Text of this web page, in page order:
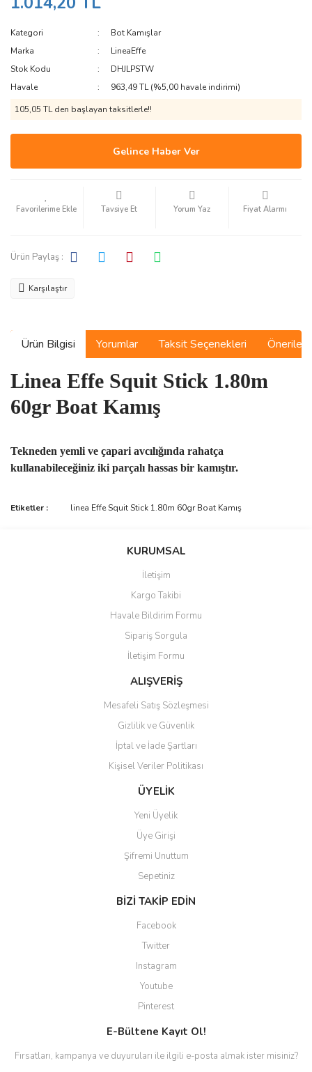
Kategori
Bot Kamışlar
Marka
LineaEffe
Stok Kodu
DHJLPSTW
Havale
963,49 TL (%5,00 havale indirimi)
105,05 TL den başlayan taksitlerle!!
Gelince Haber Ver
Tavsiye Et Yorum Yaz Fiyat Alarmı
Ürün Paylaş :
Karşılaştır
Ürün Bilgisi Yorumlar Taksit Seçenekleri
Linea Effe Squit Stick 1.80m
60gr Boat Kamış
Tekneden yemli ve çapari avcılığında rahatça
kullanabileceğiniz iki parçalı hassas bir kamıştır.
Yorum Yaz
Bu ürünün fiyat bilgisi, resim, ürün açıklamalarında ve diğer
Görüş ve önerileriniz için teşekkür ederiz.
Ürün resmi kalitesiz, bozuk veya görüntülenemiyor.
Ürün açıklamasında eksik bilgiler bulunuyor.
Ürün bilgilerinde hatalar bulunuyor.
Ürün fiyatı diğer sitelerden daha pahalı.
Bu ürüne benzer farklı alternatifler olmalı.
Gönder
Etiketler : linea Effe Squit Stick 1.80m 60gr Boat Kamış
KURUMSAL
İletişim
Kargo Takibi
Havale Bildirim Formu
Sipariş Sorgula
İletişim Formu
ALIŞVERİŞ
Mesafeli Satış Sözleşmesi
Gizlilik ve Güvenlik
İptal ve İade Şartları
Kişisel Veriler Politikası
ÜYELİK
Yeni Üyelik
Üye Girişi
Şifremi Unuttum
Sepetiniz
BİZİ TAKİP EDİN
Facebook
Twitter
Instagram
Youtube
Pinterest
E-Bültene Kayıt Ol!
Fırsatları, kampanya ve duyuruları ile ilgili e-posta almak ister misiniz?